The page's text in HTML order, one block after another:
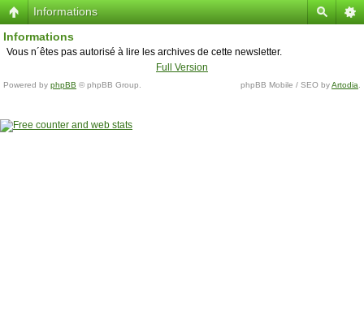
Informations
Informations
Vous n´êtes pas autorisé à lire les archives de cette newsletter.
Full Version
Powered by phpBB © phpBB Group. phpBB Mobile / SEO byArtodia